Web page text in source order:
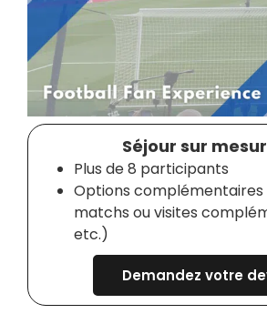
Séjour sur
Plus de 8 participants
Options complémentaires
matchs ou visites
etc.)
Demandez votre